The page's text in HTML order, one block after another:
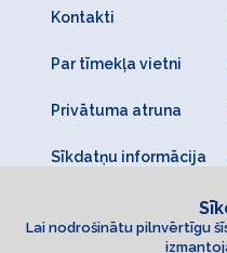
Kontakti
Par tīmekļa vietni
Privātuma atruna
Sīkdatņu informācija
Lai nodrošinātu pilnvērtīgu